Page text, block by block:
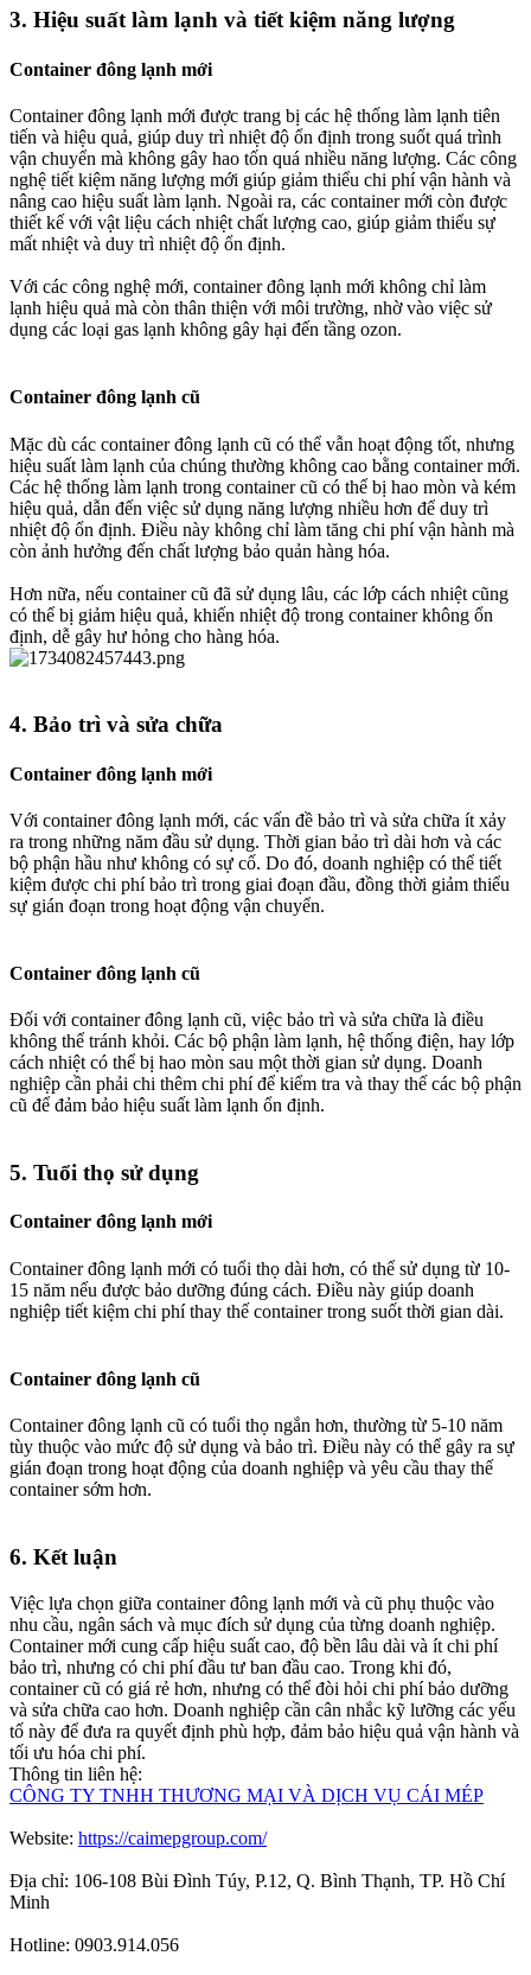
3. Hiệu suất làm lạnh và tiết kiệm năng lượng
Container đông lạnh mới
Container đông lạnh mới được trang bị các hệ thống làm lạnh tiên
tiến và hiệu quả, giúp duy trì nhiệt độ ổn định trong suốt quá trình
vận chuyển mà không gây hao tốn quá nhiều năng lượng. Các công
nghệ tiết kiệm năng lượng mới giúp giảm thiểu chi phí vận hành và
nâng cao hiệu suất làm lạnh. Ngoài ra, các container mới còn được
thiết kế với vật liệu cách nhiệt chất lượng cao, giúp giảm thiểu sự
mất nhiệt và duy trì nhiệt độ ổn định.
Với các công nghệ mới, container đông lạnh mới không chỉ làm
lạnh hiệu quả mà còn thân thiện với môi trường, nhờ vào việc sử
dụng các loại gas lạnh không gây hại đến tầng ozon.
Container đông lạnh cũ
Mặc dù các container đông lạnh cũ có thể vẫn hoạt động tốt, nhưng
hiệu suất làm lạnh của chúng thường không cao bằng container mới.
Các hệ thống làm lạnh trong container cũ có thể bị hao mòn và kém
hiệu quả, dẫn đến việc sử dụng năng lượng nhiều hơn để duy trì
nhiệt độ ổn định. Điều này không chỉ làm tăng chi phí vận hành mà
còn ảnh hưởng đến chất lượng bảo quản hàng hóa.
Hơn nữa, nếu container cũ đã sử dụng lâu, các lớp cách nhiệt cũng
có thể bị giảm hiệu quả, khiến nhiệt độ trong container không ổn
định, dễ gây hư hỏng cho hàng hóa.
4. Bảo trì và sửa chữa
Container đông lạnh mới
Với container đông lạnh mới, các vấn đề bảo trì và sửa chữa ít xảy
ra trong những năm đầu sử dụng. Thời gian bảo trì dài hơn và các
bộ phận hầu như không có sự cố. Do đó, doanh nghiệp có thể tiết
kiệm được chi phí bảo trì trong giai đoạn đầu, đồng thời giảm thiểu
sự gián đoạn trong hoạt động vận chuyển.
Container đông lạnh cũ
Đối với container đông lạnh cũ, việc bảo trì và sửa chữa là điều
không thể tránh khỏi. Các bộ phận làm lạnh, hệ thống điện, hay lớp
cách nhiệt có thể bị hao mòn sau một thời gian sử dụng. Doanh
nghiệp cần phải chi thêm chi phí để kiểm tra và thay thế các bộ phận
cũ để đảm bảo hiệu suất làm lạnh ổn định.
5. Tuổi thọ sử dụng
Container đông lạnh mới
Container đông lạnh mới có tuổi thọ dài hơn, có thể sử dụng từ 10-
15 năm nếu được bảo dưỡng đúng cách. Điều này giúp doanh
nghiệp tiết kiệm chi phí thay thế container trong suốt thời gian dài.
Container đông lạnh cũ
Container đông lạnh cũ có tuổi thọ ngắn hơn, thường từ 5-10 năm
tùy thuộc vào mức độ sử dụng và bảo trì. Điều này có thể gây ra sự
gián đoạn trong hoạt động của doanh nghiệp và yêu cầu thay thế
container sớm hơn.
6. Kết luận
Việc lựa chọn giữa container đông lạnh mới và cũ phụ thuộc vào
nhu cầu, ngân sách và mục đích sử dụng của từng doanh nghiệp.
Container mới cung cấp hiệu suất cao, độ bền lâu dài và ít chi phí
bảo trì, nhưng có chi phí đầu tư ban đầu cao. Trong khi đó,
container cũ có giá rẻ hơn, nhưng có thể đòi hỏi chi phí bảo dưỡng
và sửa chữa cao hơn. Doanh nghiệp cần cân nhắc kỹ lưỡng các yếu
tố này để đưa ra quyết định phù hợp, đảm bảo hiệu quả vận hành và
tối ưu hóa chi phí.
Thông tin liên hệ:
CÔNG TY TNHH THƯƠNG MẠI VÀ DỊCH VỤ CÁI MÉP
Website: https://caimepgroup.com/
Địa chỉ: 106-108 Bùi Đình Túy, P.12, Q. Bình Thạnh, TP. Hồ Chí
Minh
Hotline: 0903.914.056